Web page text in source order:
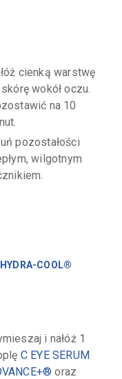
cienką warstwę
wokół oczu.
na 10
pozostałości
wilgotnym
HYDRA-COOL®
i nałóż 1
C EYE SERUM
oraz